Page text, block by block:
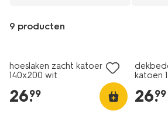
9 producten
be/slapen/beddengoed/
zacht-
katoen-
Products
hoeslaken zacht katoen
140x200 wit
26.
99
katoen
26.
99